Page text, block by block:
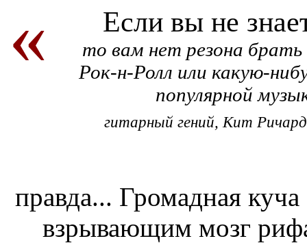
Если вы не
то вам нет резона
Рок-н-Ролл или какую-
популярной
гитарный гений, Кит
правда... Громадная
взрывающим мозг